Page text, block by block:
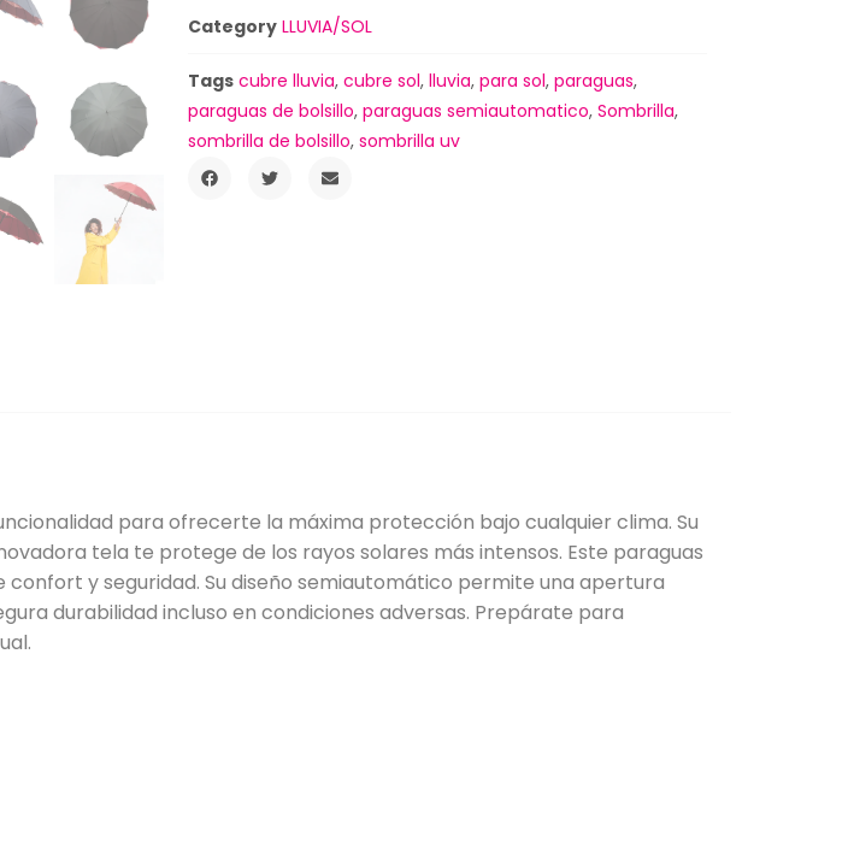
Category LLUVIA/SOL
Tags cubre lluvia,cubre sol,lluvia,para sol,paraguas,
paraguas de bolsillo,paraguas semiautomatico,Sombrilla,
sombrilla de bolsillo,sombrilla uv
para ofrecerte la máxima protección bajo cualquier clima. Su
tela te protege de los rayos solares más intensos. Este paraguas
y seguridad. Su diseño semiautomático permite una apertura
durabilidad incluso en condiciones adversas. Prepárate para